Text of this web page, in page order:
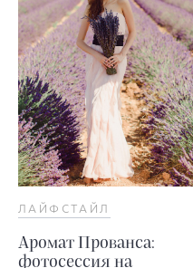
ЛАЙФСТАЙЛ
Аромат Прованса:
фотосессия на